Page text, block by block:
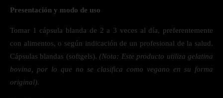
Presentación y modo de uso
Tomar 1 cápsula blanda de 2 a 3 veces al día, preferentemente
con alimentos, o según indicación de un profesional de la salud.
Cápsulas blandas (softgels). (Nota: Este producto utiliza gelatina
bovina, por lo que no se clasifica como vegano en su forma
original).